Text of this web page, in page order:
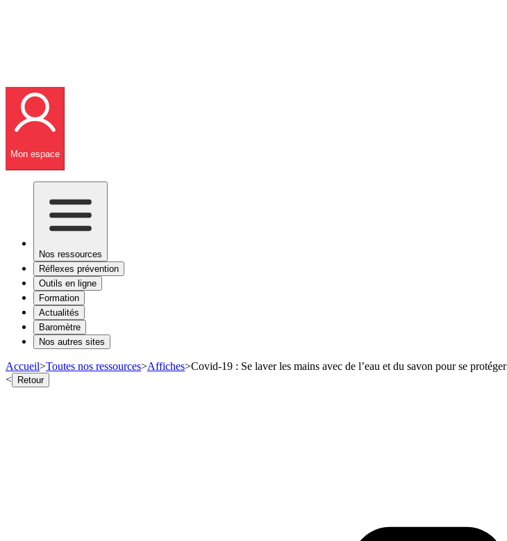
Mon espace
Nos ressources
Réflexes prévention
Outils en ligne
Formation
Actualités
Baromètre
Nos autres sites
Accueil>Toutes nos ressources>Affiches>Covid-19 : Se laver les mains avec de l’eau et du savon pour se protéger
< Retour